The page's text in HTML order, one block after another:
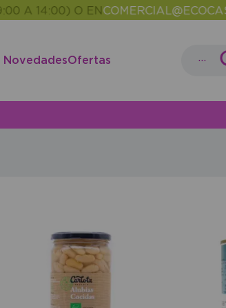
O ENCOMERCIAL@ECOCASH.ES•
NovedadesOfertas ...